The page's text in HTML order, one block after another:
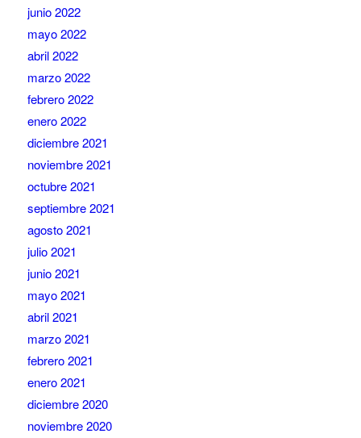
junio 2022
mayo 2022
abril 2022
marzo 2022
febrero 2022
enero 2022
diciembre 2021
noviembre 2021
octubre 2021
septiembre 2021
agosto 2021
julio 2021
junio 2021
mayo 2021
abril 2021
marzo 2021
febrero 2021
enero 2021
diciembre 2020
noviembre 2020